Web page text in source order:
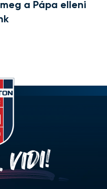
a Pápa elleni
VIDI!